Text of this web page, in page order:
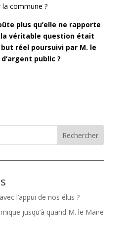
la commune ?
plus qu’elle ne rapporte
la véritable question était
réel poursuivi par M. le
public ?
Rechercher
l’appui de nos élus ?
jusqu’à quand M. le Maire